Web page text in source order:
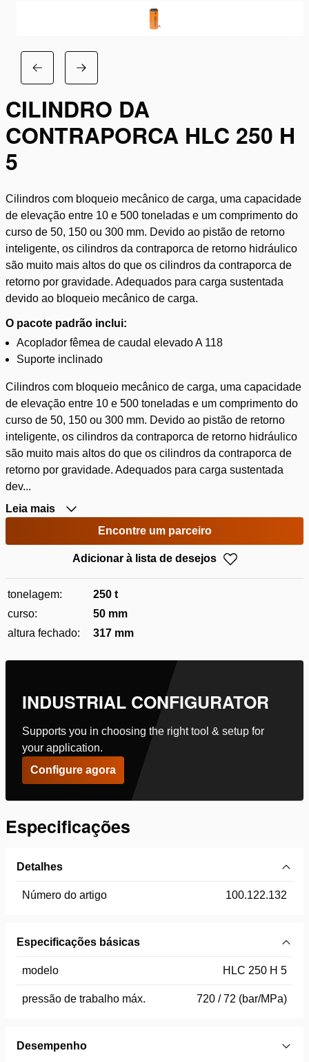
CILINDRO DA
CONTRAPORCA HLC 250 H
5
Cilindros com bloqueio mecânico de carga, uma capacidade
de elevação entre 10 e 500 toneladas e um comprimento do
curso de 50, 150 ou 300 mm. Devido ao pistão de retorno
inteligente, os cilindros da contraporca de retorno hidráulico
são muito mais altos do que os cilindros da contraporca de
retorno por gravidade. Adequados para carga sustentada
devido ao bloqueio mecânico de carga.
O pacote padrão inclui:
Acoplador fêmea de caudal elevado A 118
Suporte inclinado
Cilindros com bloqueio mecânico de carga, uma capacidade
de elevação entre 10 e 500 toneladas e um comprimento do
curso de 50, 150 ou 300 mm. Devido ao pistão de retorno
inteligente, os cilindros da contraporca de retorno hidráulico
são muito mais altos do que os cilindros da contraporca de
retorno por gravidade. Adequados para carga sustentada
dev...
Leia mais
Encontre um parceiro
Adicionar à lista de desejos
tonelagem:
250 t
curso:
50 mm
altura fechado:
317 mm
INDUSTRIAL CONFIGURATOR
Supports you in choosing the right tool & setup for
your application.
Configure agora
Especificações
Detalhes
Número do artigo 100.122.132
Especificações básicas
modelo HLC 250 H 5
pressão de trabalho máx. 720 / 72 (bar/MPa)
Desempenho